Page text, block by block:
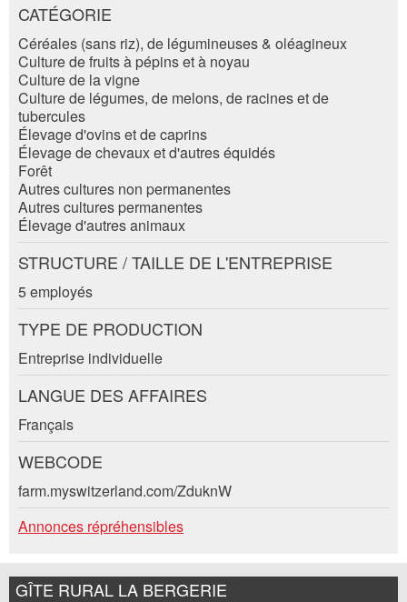
* Saisie nécessaire
Pour des raisons d'assurance qualité une copie de
l'e-mail est transmise à guidle
ECRIRE UN MESSAGE
Fermer
E-mail *:
Téléphone *:
Message:
* Champ obligatoire
Information: Pour l'assurance qualité, une copie de l' e-
mail est envoyée à guidle
S'INSCRIRE
Composez un message à la personne de
contact pour cette annonce .
Adresse
Nachricht
CATÉGORIE
Céréales (sans riz), de légumineuses & oléagineux
Culture de fruits à pépins et à noyau
Culture de la vigne
Culture de légumes, de melons, de racines et de
tubercules
Élevage d'ovins et de caprins
Élevage de chevaux et d'autres équidés
Forêt
Autres cultures non permanentes
Autres cultures permanentes
Élevage d'autres animaux
STRUCTURE / TAILLE DE L'ENTREPRISE
5 employés
TYPE DE PRODUCTION
Entreprise individuelle
LANGUE DES AFFAIRES
Français
WEBCODE
farm.myswitzerland.com/ZduknW
Annonces répréhensibles
GÎTE RURAL LA BERGERIE